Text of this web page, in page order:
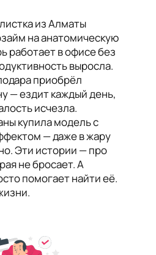
из Алматы
на анатомическую
работает в офисе без
выросла.
приобрёл
— ездит каждый день,
исчезла.
купила модель с
— даже в жару
Эти истории — про
не бросает. А
помогает найти её.